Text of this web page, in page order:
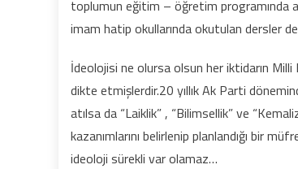
toplumun eğitim – öğretim programında
imam hatip okullarında okutulan dersler
İdeolojisi ne olursa olsun her iktidarın Milli
dikte etmişlerdir.20 yıllık Ak Parti
atılsa da “Laiklik” , “Bilimsellik” ve
kazanımlarını belirlenip planlandığı bir
ideoloji sürekli var olamaz…